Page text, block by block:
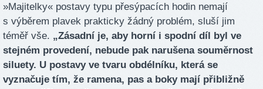
»Majitelky« postavy typu přesýpacích hodin nemají
s výběrem plavek prakticky žádný problém, sluší jim
téměř vše. „Zásadní je, aby horní i spodní díl byl ve
stejném provedení, nebude pak narušena souměrnost
siluety. U postavy ve tvaru obdélníku, která se
vyznačuje tím, že ramena, pas a boky mají přibližně